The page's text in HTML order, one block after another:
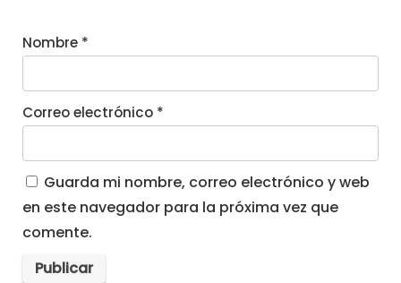
Nombre *
Correo electrónico *
Guarda mi nombre, correo electrónico y web
en este navegador para la próxima vez que
comente.